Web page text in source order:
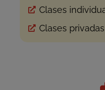
Clases
Clases